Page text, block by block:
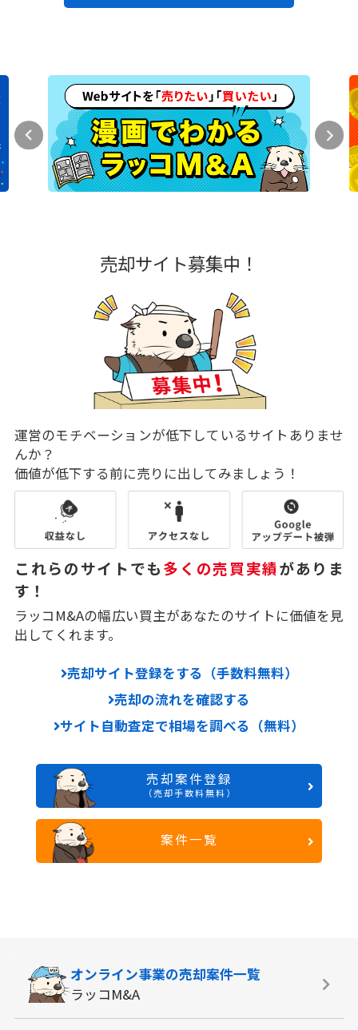
売却サイト募集中！
運営のモチベーションが低下しているサイトありませ
んか？
価値が低下する前に売りに出してみましょう！
これらのサイトでも多くの売買実績がありま
す！
ラッコM&Aの幅広い買主があなたのサイトに価値を見
出してくれます。
売却サイト登録をする（手数料無料）
売却の流れを確認する
サイト自動査定で相場を調べる（無料）
売却案件登録
（売却手数料無料）
案件一覧
オンライン事業の売却案件一覧
ラッコM&A